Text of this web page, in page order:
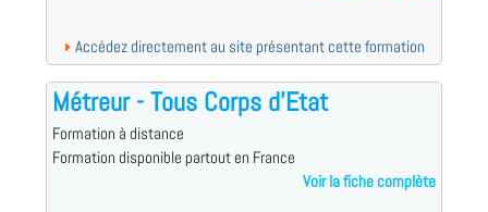
Accédez directement au site présentant cette formation
Métreur - Tous Corps d'Etat
Formation à distance
Formation disponible partout en France
Voir la fiche complète